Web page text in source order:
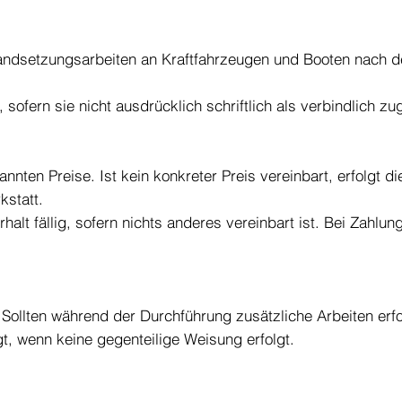
an Kraftfahrzeugen und Booten nach
sie nicht ausdrücklich schriftlich als verbindlich
Preise. Ist kein konkreter Preis vereinbart, erfolgt
fällig, sofern nichts anderes vereinbart ist. Bei
während der Durchführung zusätzliche Arbeiten
wenn keine gegenteilige Weisung erfolgt.